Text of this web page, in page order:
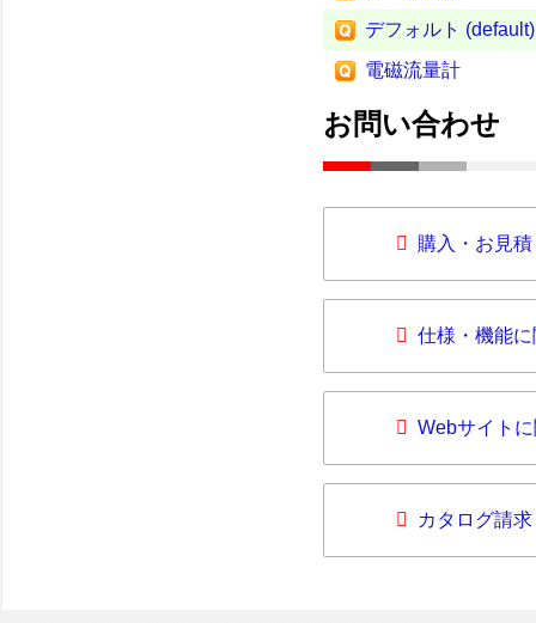
デフォルト (default)
電磁流量計
お問い合わせ
購入・お見
仕様・機能
Webサイト
カタログ請求